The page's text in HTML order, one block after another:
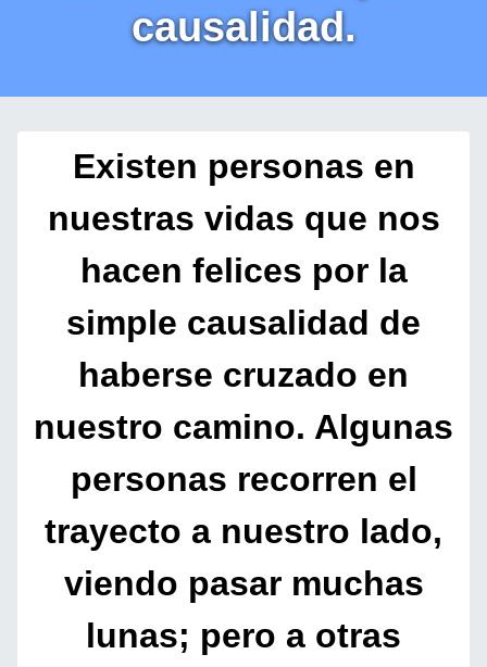
causalidad.
Existen personas en
nuestras vidas que nos
hacen felices por la
simple causalidad de
haberse cruzado en
nuestro camino. Algunas
personas recorren el
trayecto a nuestro lado,
viendo pasar muchas
lunas; pero a otras